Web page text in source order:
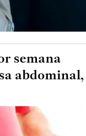
semana
abdominal,